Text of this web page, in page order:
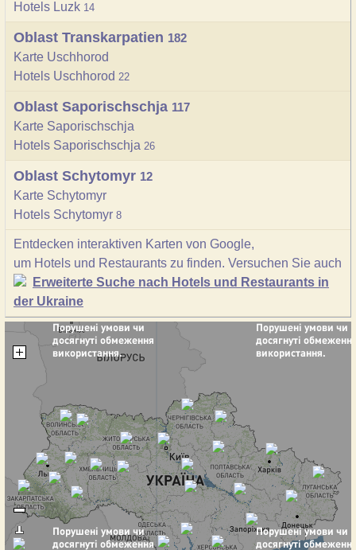
Hotels Luzk 14
Oblast Transkarpatien 182
Karte Uschhorod
Hotels Uschhorod 22
Oblast Saporischschja 117
Karte Saporischschja
Hotels Saporischschja 26
Oblast Schytomyr 12
Karte Schytomyr
Hotels Schytomyr 8
Entdecken interaktiven Karten von Google,
um Hotels und Restaurants zu finden. Versuchen Sie auch
Erweiterte Suche nach Hotels und Restaurants in
der Ukraine